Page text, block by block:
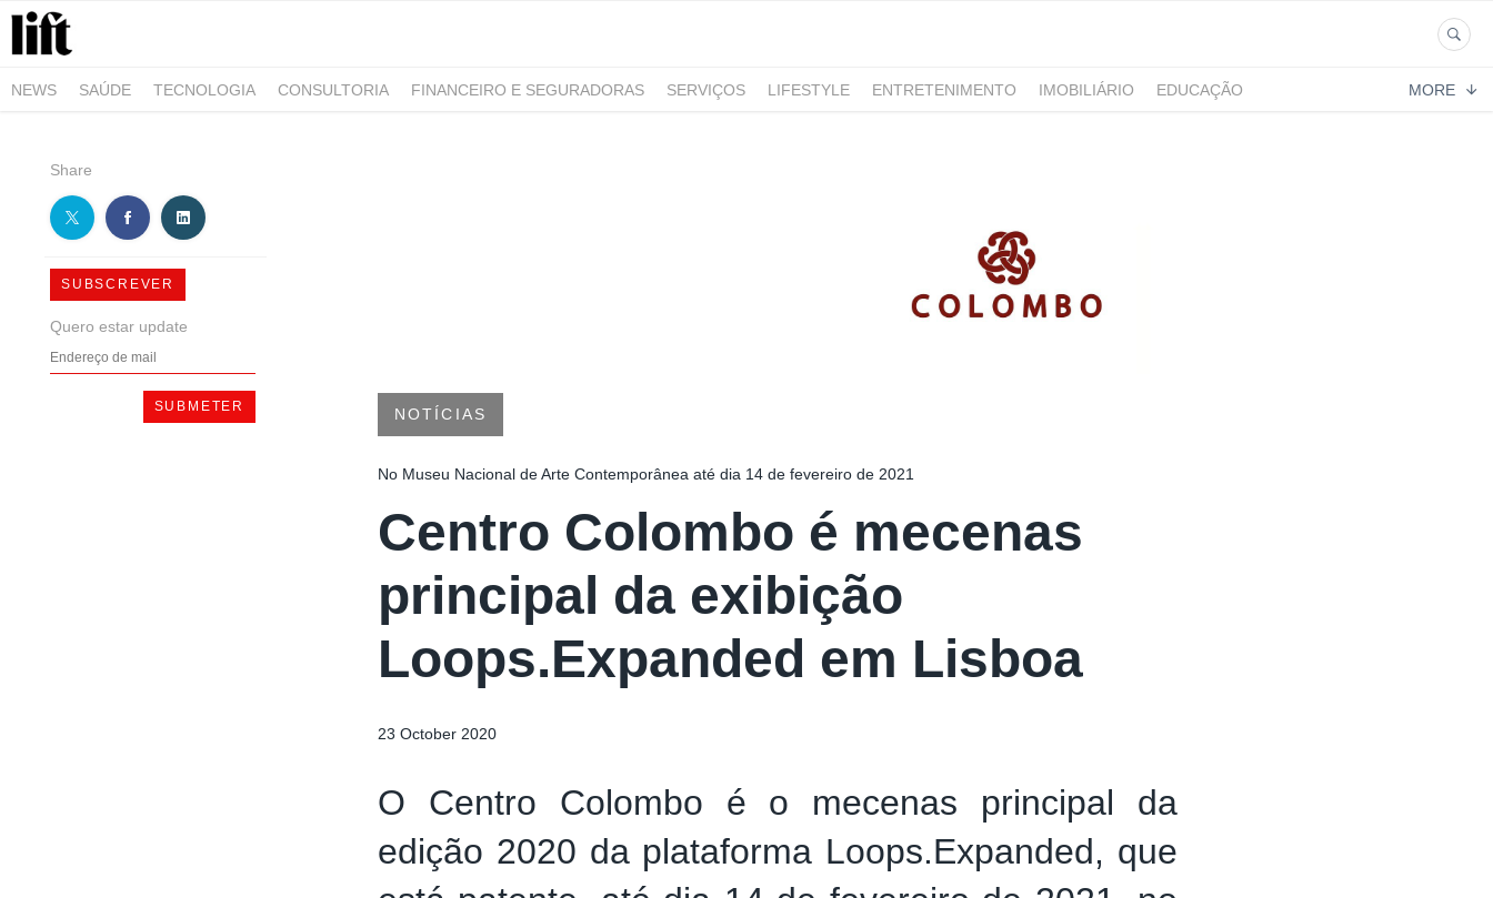
NEWS SAÚDE TECNOLOGIA CONSULTORIA FINANCEIRO E SEGURADORAS SERVIÇOS LIFESTYLE ENTRETENIMENTO IMOBILIÁRIO
EDUCAÇÃO
MORE
Share
SUBSCREVER
Quero estar update
NOTÍCIAS
No Museu Nacional de Arte Contemporânea até dia 14 de fevereiro de 2021
Centro Colombo é mecenas
principal da exibição
Loops.Expanded em Lisboa
23 October 2020
O Centro Colombo é o mecenas principal da
edição 2020 da plataforma Loops.Expanded, que